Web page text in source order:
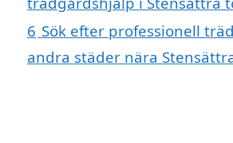
6 Sök efter professionell
andra städer nära